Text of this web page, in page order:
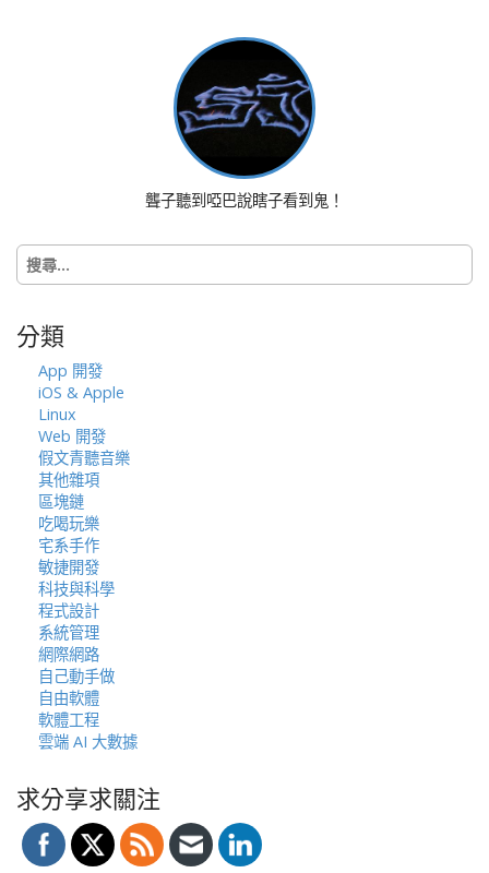
聾子聽到啞巴說瞎子看到鬼！
搜
尋
字:
分類
App 開發
iOS & Apple
Linux
Web 開發
假文青聽音樂
其他雜項
區塊鏈
吃喝玩樂
宅系手作
敏捷開發
科技與科學
程式設計
系統管理
網際網路
自己動手做
自由軟體
軟體工程
雲端 AI 大數據
求分享求關注